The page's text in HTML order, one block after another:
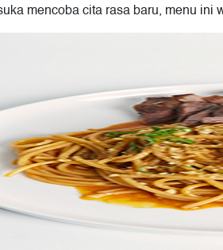
mencoba cita rasa baru, menu ini